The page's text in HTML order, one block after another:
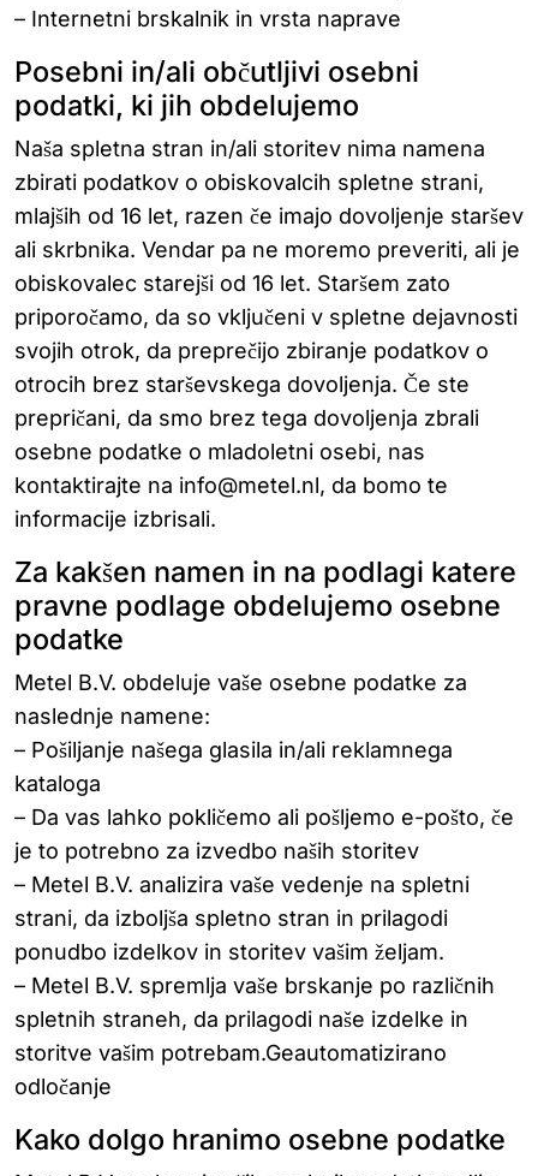
– Internetni brskalnik in vrsta naprave
Posebni in/ali občutljivi osebni
podatki, ki jih obdelujemo
Naša spletna stran in/ali storitev nima namena
zbirati podatkov o obiskovalcih spletne strani,
mlajših od 16 let, razen če imajo dovoljenje staršev
ali skrbnika. Vendar pa ne moremo preveriti, ali je
obiskovalec starejši od 16 let. Staršem zato
priporočamo, da so vključeni v spletne dejavnosti
svojih otrok, da preprečijo zbiranje podatkov o
otrocih brez starševskega dovoljenja. Če ste
prepričani, da smo brez tega dovoljenja zbrali
osebne podatke o mladoletni osebi, nas
kontaktirajte na info@metel.nl, da bomo te
informacije izbrisali.
Za kakšen namen in na podlagi katere
pravne podlage obdelujemo osebne
podatke
Metel B.V. obdeluje vaše osebne podatke za
naslednje namene:
– Pošiljanje našega glasila in/ali reklamnega
kataloga
– Da vas lahko pokličemo ali pošljemo e-pošto, če
je to potrebno za izvedbo naših storitev
– Metel B.V. analizira vaše vedenje na spletni
strani, da izboljša spletno stran in prilagodi
ponudbo izdelkov in storitev vašim željam.
– Metel B.V. spremlja vaše brskanje po različnih
spletnih straneh, da prilagodi naše izdelke in
storitve vašim potrebam.Geautomatizirano
odločanje
Kako dolgo hranimo osebne podatke